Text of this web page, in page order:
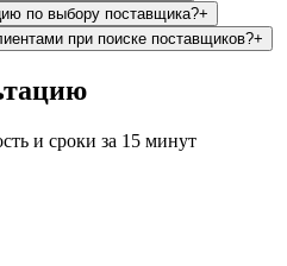
по выбору поставщика?+
при поиске поставщиков?+
и сроки за 15 минут